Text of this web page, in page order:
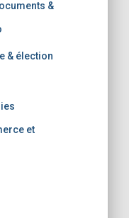
&
& élection
et